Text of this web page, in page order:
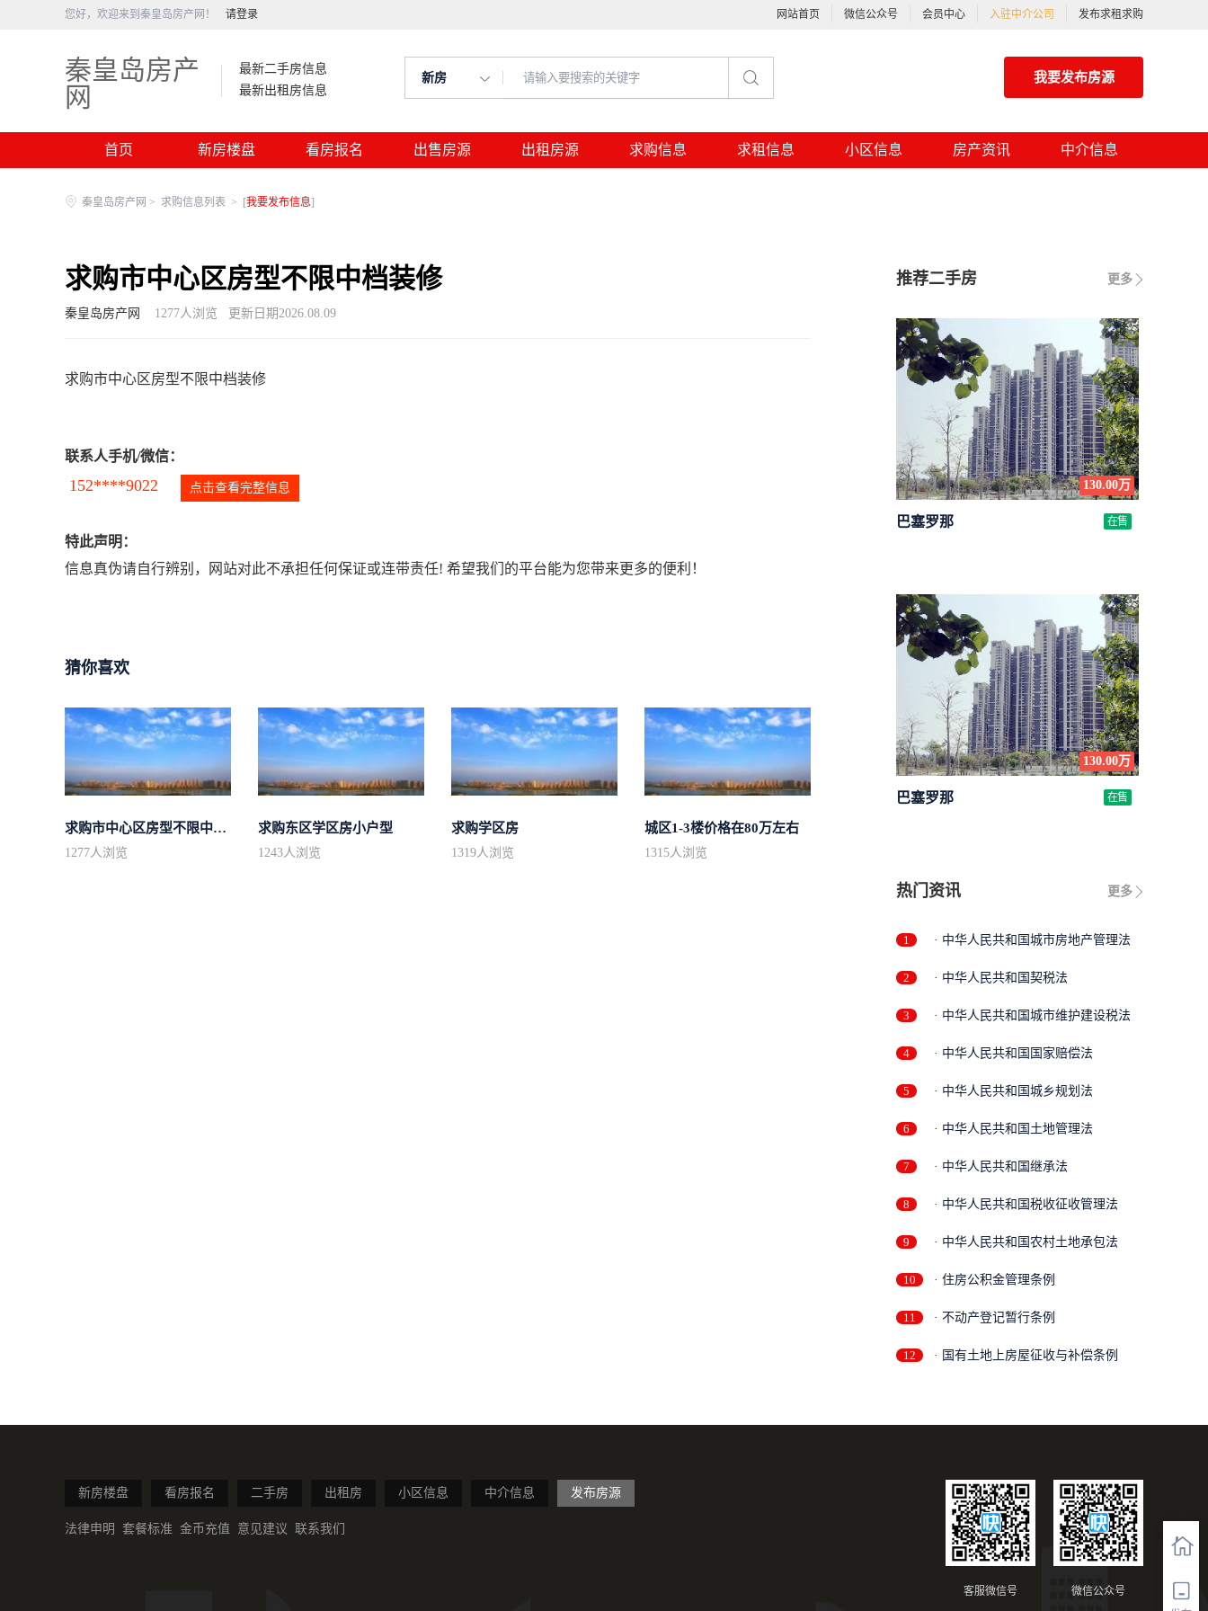
您好，欢迎来到秦皇岛房产网！ 请登录 网站首页 微信公众号 会员中心 入驻中介公司 发布求租求购
秦皇岛房产
网
最新二手房信息
最新出租房信息
新房 我要发布房源
首页 新房楼盘 看房报名 出售房源 出租房源 求购信息 求租信息 小区信息 房产资讯 中介信息
秦皇岛房产网 > 求购信息列表 > [我要发布信息]
求购市中心区房型不限中档装修
秦皇岛房产网 1277人浏览 更新日期2026.08.09
求购市中心区房型不限中档装修
联系人手机/微信：
152****9022 点击查看完整信息
特此声明：
信息真伪请自行辨别，网站对此不承担任何保证或连带责任! 希望我们的平台能为您带来更多的便利！
猜你喜欢
求购市中心区房型不限中档装修
1277人浏览
求购东区学区房小户型
1243人浏览
求购学区房
1319人浏览
城区1-3楼价格在80万左右
1315人浏览
更多
推荐二手房
130.00万
巴塞罗那 在售
130.00万
巴塞罗那 在售
更多
热门资讯
1 · 中华人民共和国城市房地产管理法
2 · 中华人民共和国契税法
3 · 中华人民共和国城市维护建设税法
4 · 中华人民共和国国家赔偿法
5 · 中华人民共和国城乡规划法
6 · 中华人民共和国土地管理法
7 · 中华人民共和国继承法
8 · 中华人民共和国税收征收管理法
9 · 中华人民共和国农村土地承包法
10 · 住房公积金管理条例
11 · 不动产登记暂行条例
12 · 国有土地上房屋征收与补偿条例
新房楼盘 看房报名 二手房 出租房 小区信息 中介信息 发布房源
法律申明 套餐标准 金币充值 意见建议 联系我们
微信公众号
客服微信号